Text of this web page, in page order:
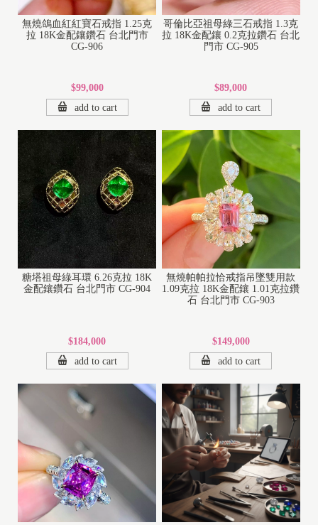
無燒鴿血紅紅寶石戒指 1.25克
拉 18K金配鑲鑽石 台北門市
CG-906
$99,000
add to cart
哥倫比亞祖母綠三石戒指 1.3克
拉 18K金配鑲 0.2克拉鑽石 台北
門市 CG-905
$89,000
add to cart
糖塔祖母綠耳環 6.26克拉 18K
金配鑲鑽石 台北門市 CG-904
$184,000
add to cart
無燒帕帕拉恰戒指吊墜雙用款
1.09克拉 18K金配鑲 1.01克拉鑽
石 台北門市 CG-903
$149,000
add to cart